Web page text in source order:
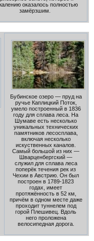
оказалось полностью
замёрзшим.
Бубинское озеро — пруд на
ручье Каплицкий Поток,
умело построенный в 1836
году для сплава леса. На
Шумаве есть несколько
уникальных технических
памятников лесосплава,
включая несколько
искуственных каналов.
Самый большой из них —
Шварценбергский —
служил для сплава леса
поперёк течения рек из
Чехии в Австрию. Он был
построен в 1789-1823
годах, имеет
протяжённость в 52 км,
причём в одном месте даже
проходит туннелем под
горой Плешивец. Вдоль
него проложена
велосипедная дорога.